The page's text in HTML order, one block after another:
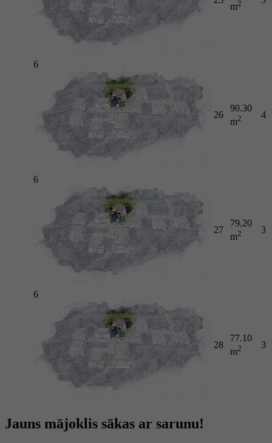
m2
6
26
90.30
m2 4
6
27
79.20
m2 3
6
28
77.10
m2 3
Jauns mājoklis sākas ar sarunu!